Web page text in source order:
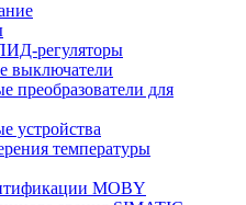
регуляторы
выключатели
преобразователи для
устройства
температуры
MOBY